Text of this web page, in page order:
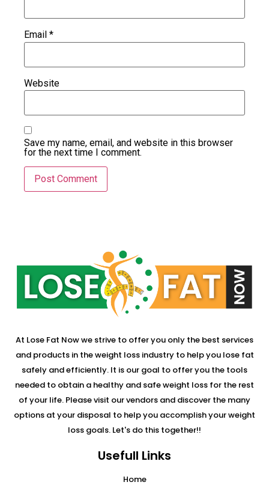
Email *
Website
Save my name, email, and website in this browser
for the next time I comment.
At Lose Fat Now we strive to offer you only the best services
and products in the weight loss industry to help you lose fat
safely and efficiently. It is our goal to offer you the tools
needed to obtain a healthy and safe weight loss for the rest
of your life. Please visit our vendors and discover the many
options at your disposal to help you accomplish your weight
loss goals. Let's do this together!!
Usefull Links
Home